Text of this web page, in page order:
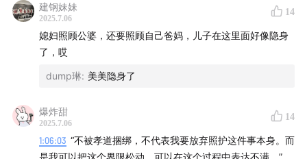
本期提及
建钢妹妹
2025.7.06
14
媳妇照顾公婆，还要照顾自己爸妈，儿子在这里面好像隐身
了，哎
dump琳: 美美隐身了
爆炸甜
2025.7.06
14
1:06:03 “不被孝道捆绑，不代表我要放弃照护这件事本身。而
是我可以把这个界限松动，可以在这个过程中表达不满。”